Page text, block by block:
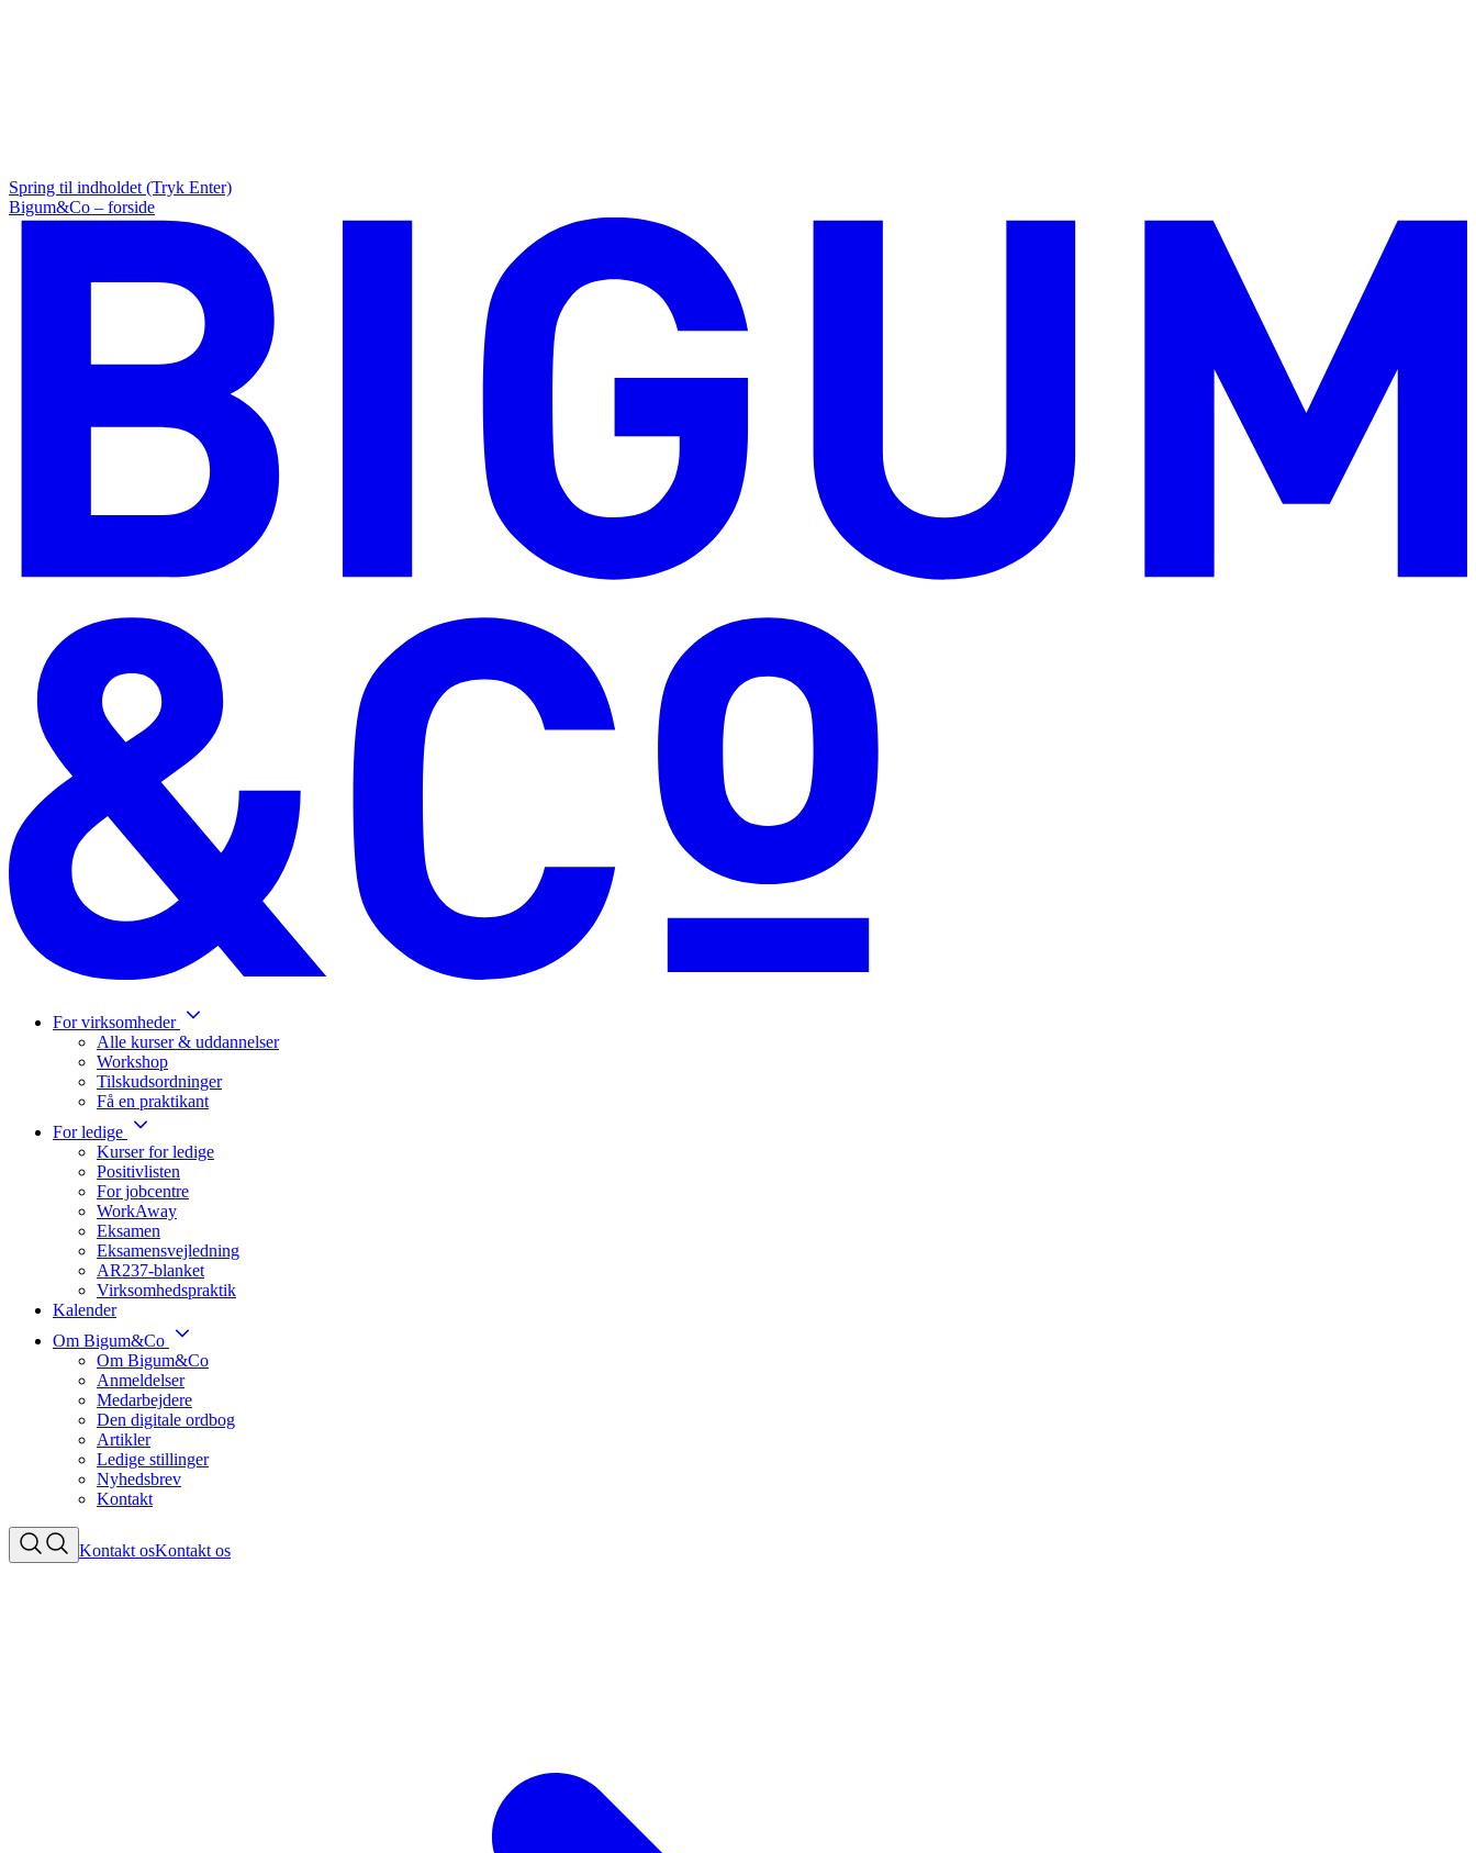
Spring til indholdet (Tryk Enter)
Bigum&Co – forside
For virksomheder
Alle kurser & uddannelser
Workshop
Tilskudsordninger
Få en praktikant
For ledige
Kurser for ledige
Positivlisten
For jobcentre
WorkAway
Eksamen
Eksamensvejledning
AR237-blanket
Virksomhedspraktik
Kalender
Om Bigum&Co
Om Bigum&Co
Anmeldelser
Medarbejdere
Den digitale ordbog
Artikler
Ledige stillinger
Nyhedsbrev
Kontakt
Kontakt osKontakt os